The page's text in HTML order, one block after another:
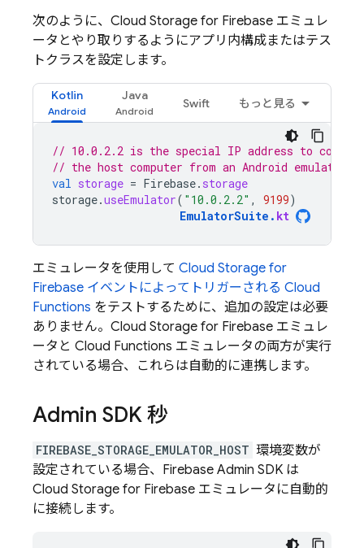
次のように、 Cloud Storage for Firebase エミュレ
ータとやり取りするようにアプリ内構成またはテス
トクラスを設定します。
Kotlin Java
Swift もっと見る
// 10.0.2.2 is the special IP address to
// the host computer from an Android emulator.
val storage = Firebase. storage
storage.useEmulator( "10.0.2.2" , 9199)
EmulatorSuite . kt
エミュレータを使用して Cloud Storage for
Firebase イベントによってトリガーされる Cloud
Functions をテストするために、追加の設定は必要
ありません。 Cloud Storage for Firebase エミュレ
ータと Cloud Functions エミュレータの両方が実行
されている場合、これらは自動的に連携します。
Admin SDK秒
FIREBASE_STORAGE_EMULATOR_HOST 環境変数が
設定されている場合、 Firebase Admin SDK は
Cloud Storage for Firebase エミュレータに自動的
に接続します。